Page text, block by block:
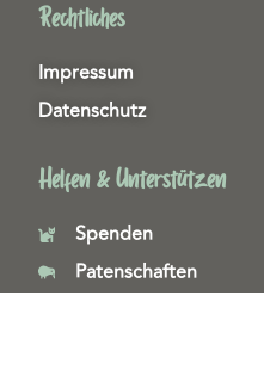
Rechtliches
Impressum
Datenschutz
Helfen & Unterstützen
Spenden
Patenschaften